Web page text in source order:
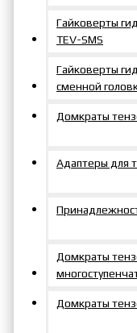
Гайковерты
TEV-SMS
Гайковерты
сменной
Домкраты
Адаптеры для
Домкраты
Домкраты